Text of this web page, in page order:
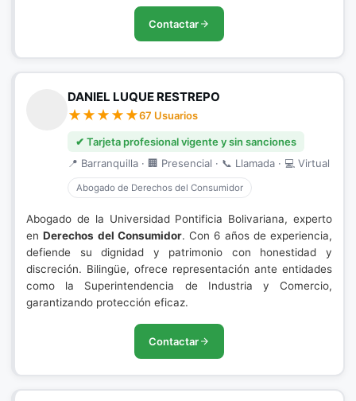
Contactar
DANIEL LUQUE RESTREPO
67 Usuarios
✔ Tarjeta profesional vigente y sin sanciones
📍 Barranquilla · 🏢 Presencial · 📞 Llamada · 💻 Virtual
Abogado de Derechos del Consumidor
Abogado de la Universidad Pontificia Bolivariana, experto
enDerechos del Consumidor. Con 6 años de experiencia,
defiende su dignidad y patrimonio con honestidad y
discreción. Bilingüe, ofrece representación ante entidades
como la Superintendencia de Industria y Comercio,
garantizando protección eficaz.
Contactar